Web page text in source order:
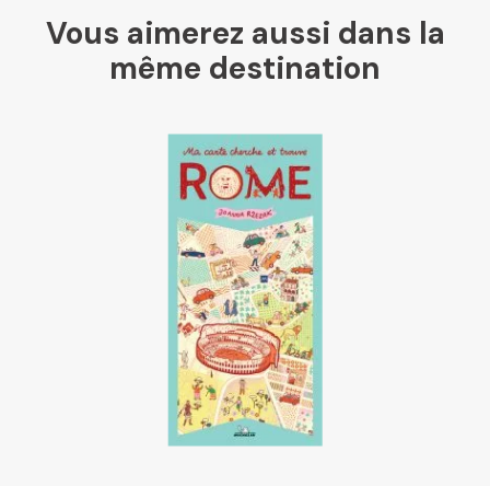
Vous aimerez aussi dans la
même destination